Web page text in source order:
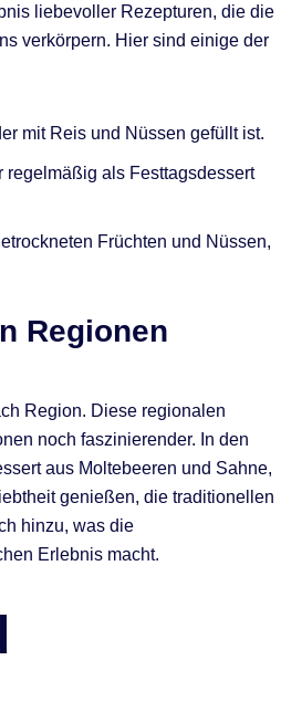
liebevoller Rezepturen, die die
verkörpern. Hier sind einige der
mit Reis und Nüssen gefüllt ist.
regelmäßig als Festtagsdessert
Früchten und Nüssen,
Regionen
Region. Diese regionalen
noch faszinierender. In den
aus Moltebeeren und Sahne,
genießen, die traditionellen
hinzu, was die
Erlebnis macht.